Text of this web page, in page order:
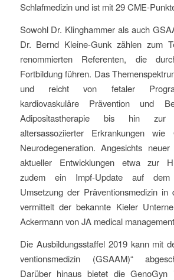
Schlafmedizin und ist mit 29 CME-
Sowohl Dr. Klinghammer als auch
Dr. Bernd Kleine-Gunk zählen zum
renommierten Referenten, die
Fortbildung führen. Das
und reicht von fetaler
kardiovaskuläre Prävention und
Adipositastherapie bis hin zur
altersassoziierter Erkrankungen wie
Neurodegeneration. Angesichts
aktueller Entwicklungen etwa zur
zudem ein Impf-Update auf
Umsetzung der Präventionsmedizin in
vermittelt der bekannte Kieler
Ackermann von JA medical
Die Ausbildungsstaffel 2019 kann mit
ventionsmedizin (GSAAM)“
Darüber hinaus bietet die GenoGyn